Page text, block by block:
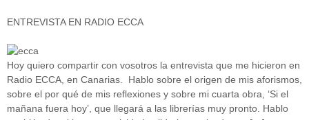
ENTREVISTA EN RADIO ECCA
Hoy quiero compartir con vosotros la entrevista que me hicieron en
Radio ECCA, en Canarias. Hablo sobre el origen de mis aforismos,
sobre el por qué de mis reflexiones y sobre mi cuarta obra, ‘Si el
mañana fuera hoy’, que llegará a las librerías muy pronto. Hablo